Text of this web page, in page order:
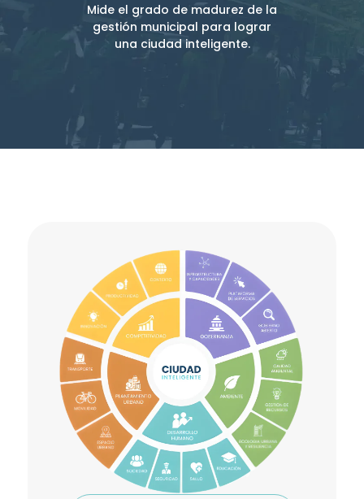
Mide el grado de madurez de la
gestión municipal para lograr
una ciudad inteligente.